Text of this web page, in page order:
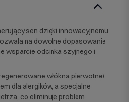
sen dzięki innowacyjnemu
na dowolne dopasowanie
wsparcie odcinka szyjnego i
włókna pierwotne)
dla alergików, a specjalne
co eliminuje problem